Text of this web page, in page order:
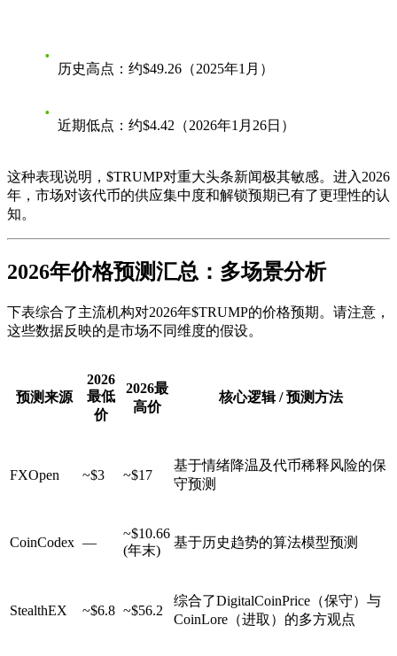
历史高点 ：约$49.26（2025年1月）
近期低点 ：约$4.42（2026年1月26日）
这种表现说明，$TRUMP对重大头条新闻极其敏感。进入2026
年，市场对该代币的供应集中度和解锁预期已有了更理性的认
知。
2026年价格预测汇总：多场景分析
下表综合了主流机构对2026年$TRUMP的价格预期。请注意，
这些数据反映的是市场不同维度的假设。
预测来源
2026
最低
价
2026最
高价
核心逻辑 / 预测方法
FXOpen ~$3 ~$17
基于情绪降温及代币稀释风险的保
守预测
CoinCodex —
~$10.66
(年末)
基于历史趋势的算法模型预测
StealthEX ~$6.8 ~$56.2
综合了DigitalCoinPrice（保守）与
CoinLore（进取）的多方观点